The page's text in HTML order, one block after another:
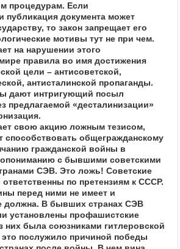
процедурам. Если
публикация документа может
то закон запрещает его
мотивы тут не при чем.
на нарушении этого
правила во имя достижения
цели – антисоветской,
антисталинской пропаганды.
дают интригующий посыл
предлагаемой «десталинизации»
свою акцию ложным тезисом,
способствовать общегражданскому
гражданской войны в
с бывшими советскими
СЭВ. Это ложь! Советские
по претензиям к СССР.
перед ними не имеет и
должна. В бывших странах СЭВ
установлены профашистские
них была союзниками гитлеровской
послужило причиной победы